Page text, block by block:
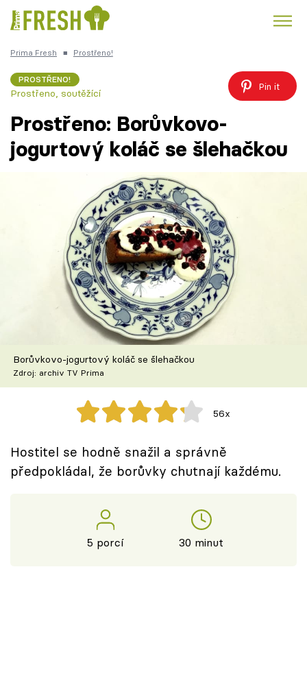
Česká kuchyně
Články
TV Program
Škola vaření
Recepty z TV
Speciál: Cuketa
Těhotnej kuchař
Sledujte prima+
Prima Fresh ■ Prostřeno!
PROSTŘENO!
Prostřeno, soutěžící
Pin it
Prostřeno: Borůvkovo-
jogurtový koláč se šlehačkou
Borůvkovo-jogurtový koláč se šlehačkou
Zdroj: archiv TV Prima
56x
Hostitel se hodně snažil a správně
předpokládal, že borůvky chutnají každému.
5 porcí 30 minut